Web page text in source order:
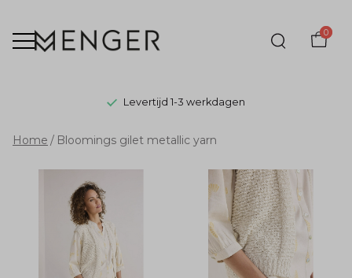
0
Levertijd 1-3 werkdagen
Bloomings
gilet
metallic
yarn
Home Bloomings gilet metallic yarn